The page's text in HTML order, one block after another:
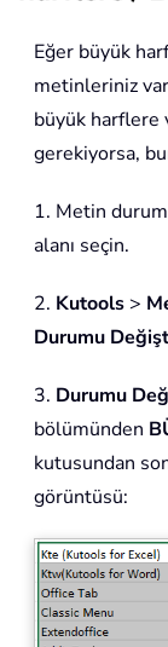
Eğer büyük
metinleriniz
büyük harflere
gerekiyorsa,
1. Metin
alanı seçin.
2. Kutools >
Durumu
3. Durumu
bölümünden
kutusundan
görüntüsü: